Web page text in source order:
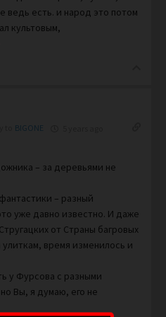
ведь есть. и народ это потом
культовым,
BIGONE
– за деревьями не
– разный
уже давно известно. И даже
от Страны багровых
время изменилось и
у Фурсова с разными
Вы, я думаю, его не